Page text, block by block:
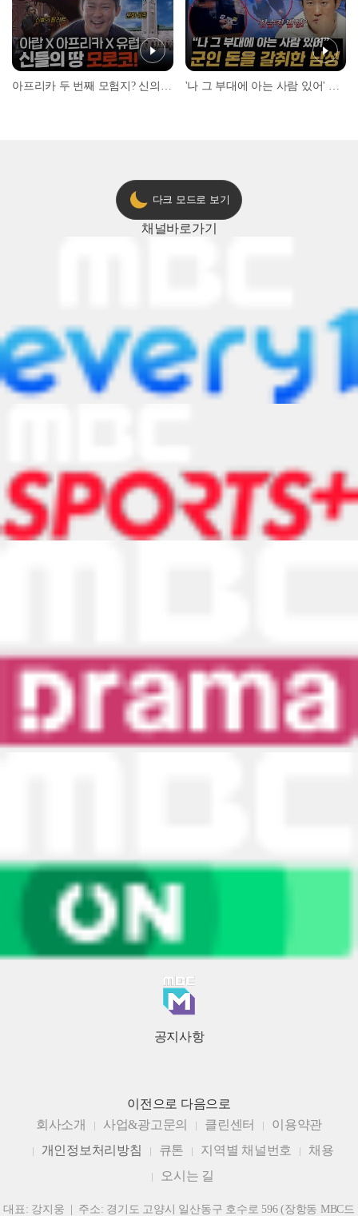
다크 모드로 보기
채널바로가기
공지사항
이전으로 다음으로
회사소개
사업&광고문의 클린센터
이용약관
개인정보처리방침
큐톤 지역별 채널번호
채용
오시는 길
대표: 강지웅 | 주소: 경기도 고양시 일산동구 호수로 596 (장항동 MBC드